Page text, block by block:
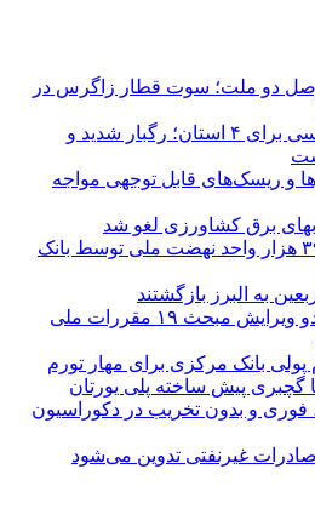
وصل دو ملت؛ سوت قطار زاگرس در
هشدار نارنجی هواشناسی برای ۴ استان؛ رگبار شدید و
و ریسک‌های قابل توجهی مواجه
بهای برق کشاورزی لغو شد
تأمین مالی بیش از ۳۹۶ هزار واحد نهضت ملی توسط بانک
تمدید اجرای همزمان دو ویرایش مبحث ۱۹ مقررات ملی
پولی بانک مرکزی برای مهار تورم
گچبری پیش ساخته پلی یورتان
و بدون تخریب در دکوراسیون
غیرنفتی تدوین می‌شود